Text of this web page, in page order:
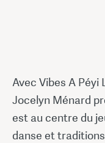
Avec Vibes A Péyi
Jocelyn Ménard
est au centre du
danse et